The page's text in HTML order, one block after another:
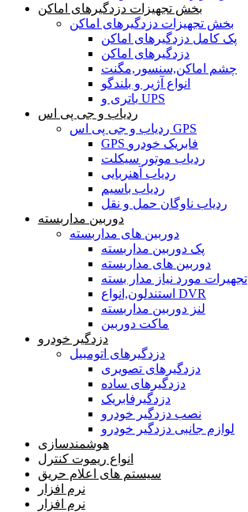
بخش تجهیزات دزدگیرهای اماکن
بخش تجهیزات دزدگیرهای اماکن
پک کامل دزدگیرهای اماکن
دزدگیرهای اماکن
چشم اماکن,سنسور,مگنت
انواع آژیر و بلندگو
باتری و UPS
ردیاب و جی پی اس
ردیاب و جی پی اس GPS
GPS فابریک خودرو
ردیاب موتور سیکلت
ردیاب آهنربایی
ردیاب باسیم
ردیاب ناوگان حمل و نقل
دوربین مداربسته
دوربین های مداربسته
پک دوربین مداربسته
دوربین های مداربسته
تجهیرات مورد نیاز مدار بسته
استندلون,انواع DVR
لنز دوربین مداربسته
ماکت دوربین
دزدگیر خودرو
دزدگیرهای اتومبیل
دزدگیرهای تصویری
دزدگیرهای ساده
دزدگیرفابریک
نصب دزدگیر خودرو
لوازم جانبی دزدگیر خودرو
هوشمندسازی
انواع ریموت کنترل
سیستم های اعلام حریق
نرم افزار
نرم افزار